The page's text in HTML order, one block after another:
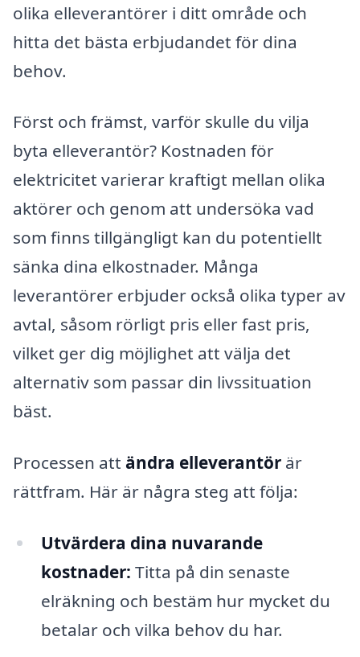
olika elleverantörer i ditt område och
hitta det bästa erbjudandet för dina
behov.
Först och främst, varför skulle du vilja
byta elleverantör? Kostnaden för
elektricitet varierar kraftigt mellan olika
aktörer och genom att undersöka vad
som finns tillgängligt kan du potentiellt
sänka dina elkostnader. Många
leverantörer erbjuder också olika typer av
avtal, såsom rörligt pris eller fast pris,
vilket ger dig möjlighet att välja det
alternativ som passar din livssituation
bäst.
Processen att ändra elleverantör är
rättfram. Här är några steg att följa:
Utvärdera dina nuvarande
kostnader: Titta på din senaste
elräkning och bestäm hur mycket du
betalar och vilka behov du har.